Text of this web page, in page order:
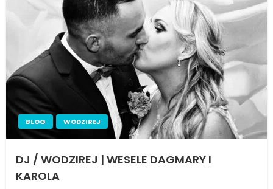
BLOG WODZIREJ
DJ / WODZIREJ | WESELE DAGMARY I
KAROLA